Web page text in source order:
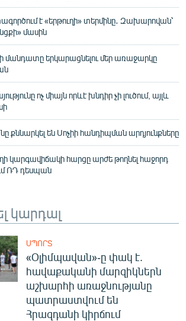
է «երթուղի» տերմինը․ Զախարովան՝
մասին
երկարացնելու մեր առաջարկը
ոչ միայն որևէ խնդիր չի լուծում, այլև
քննարկել են Սոչիի հանդիպման արդյունքները
կարգավիճակի հարցը արժե թողնել հաջորդ
ՌԴ դեսպան
կարդալ
ՍՊՈՐՏ
«Օլիմպավան»-ը փակ է.
հավաքականի մարզիկներն
աշխարհի առաջնությանը
պատրաստվում են
Հրազդանի կիրճում